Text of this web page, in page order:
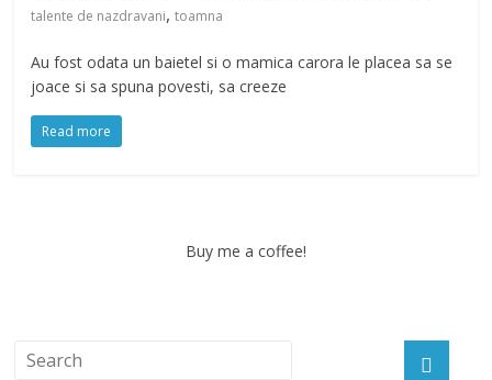
talente de nazdravani,toamna
Au fost odata un baietel si o mamica carora le placea sa se
joace si sa spuna povesti, sa creeze
Read more
Buy me a coffee!